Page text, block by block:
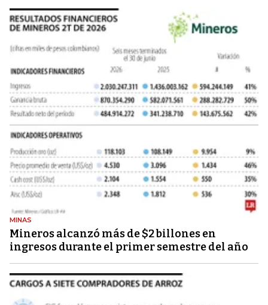
MINAS
Mineros alcanzó más de $2 billones en
ingresos durante el primer semestre del año